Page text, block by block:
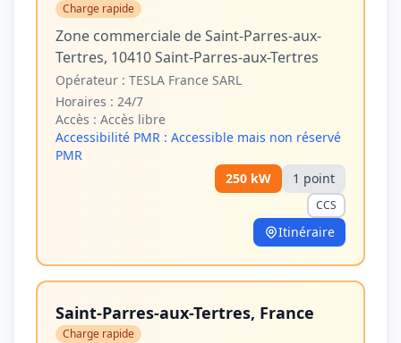
Charge rapide
Zone commerciale de Saint-Parres-aux-
Tertres, 10410 Saint-Parres-aux-Tertres
Opérateur : TESLA France SARL
Horaires : 24/7
Accès : Accès libre
Accessibilité PMR : Accessible mais non réservé
PMR
250 kW 1 point
CCS
Itinéraire
Saint-Parres-aux-Tertres, France
Charge rapide